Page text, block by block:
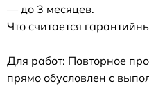
— до 3 месяцев.
Что считается
Для работ: Повторное
прямо обусловлен с